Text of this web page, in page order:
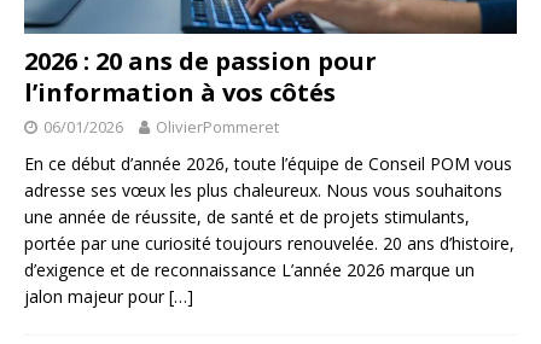
2026 : 20 ans de passion pour
l’information à vos côtés
06/01/2026 OlivierPommeret
En ce début d’année 2026, toute l’équipe de Conseil POM vous
adresse ses vœux les plus chaleureux. Nous vous souhaitons
une année de réussite, de santé et de projets stimulants,
portée par une curiosité toujours renouvelée. 20 ans d’histoire,
d’exigence et de reconnaissance L’année 2026 marque un
jalon majeur pour[…]